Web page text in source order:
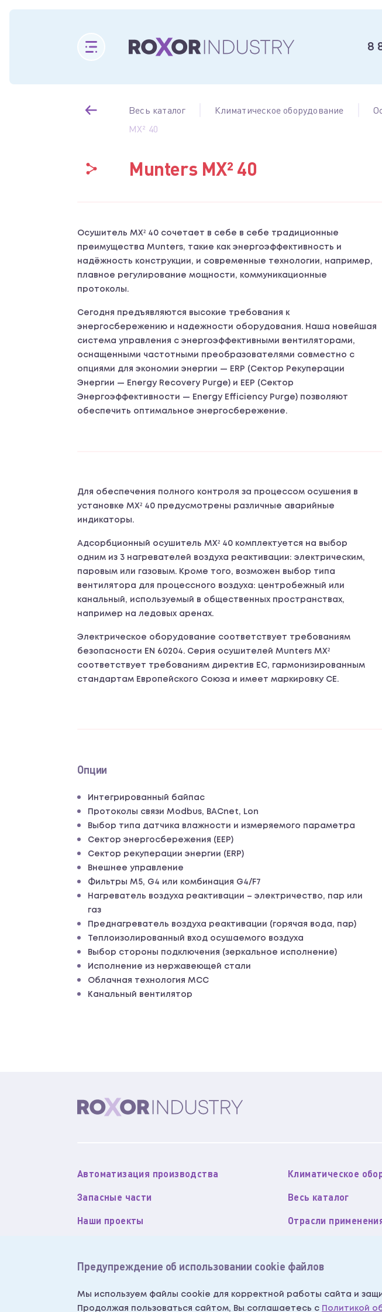
8
Весь каталог Климатическое оборудование
MX² 40
Munters MX² 40
Осушитель MX² 40 сочетает в себе в себе традиционные
преимущества Munters, такие как энергоэффективность и
надёжность конструкции, и современные технологии, например,
плавное регулирование мощности, коммуникационные
протоколы.
Сегодня предъявляются высокие требования к
энергосбережению и надежности оборудования. Наша новейшая
система управления с энергоэффективными вентиляторами,
оснащенными частотными преобразователями совместно с
опциями для экономии энергии — ERP (Сектор Рекуперации
Энергии — Energy Recovery Purge) и EEP (Сектор
Энергоэффективности — Energy Efficiency Purge) позволяют
обеспечить оптимальное энергосбережение.
Для обеспечения полного контроля за процессом осушения в
установке MX² 40 предусмотрены различные аварийные
индикаторы.
Адсорбционный осушитель MX² 40 комплектуется на выбор
одним из 3 нагревателей воздуха реактивации: электрическим,
паровым или газовым. Кроме того, возможен выбор типа
вентилятора для процессного воздуха: центробежный или
канальный, используемый в общественных пространствах,
например на ледовых аренах.
Электрическое оборудование соответствует требованиям
безопасности EN 60204. Серия осушителей Munters MX²
соответствует требованиям директив ЕС, гармонизированным
стандартам Европейского Союза и имеет маркировку CE.
Опции
Интегрированный байпас
Протоколы связи Modbus, BACnet, Lon
Выбор типа датчика влажности и измеряемого параметра
Сектор энергосбережения (EEP)
Сектор рекуперации энергии (ERP)
Внешнее управление
Фильтры M5, G4 или комбинация G4/F7
Нагреватель воздуха реактивации – электричество, пар или
газ
Преднагреватель воздуха реактивации (горячая вода, пар)
Теплоизолированный вход осушаемого воздуха
Выбор стороны подключения (зеркальное исполнение)
Исполнение из нержавеющей стали
Облачная технология MCC
Канальный вентилятор
Автоматизация производства Климатическое
Запасные части
Весь каталог
Наши проекты
Отрасли
About Roxor (English)
Пользовательское
Согласие на обработку персональных данныхСогласие на
Предупреждение об использовании cookie файлов
Мы используем файлы cookie для корректной работы сайта и
Продолжая пользоваться сайтом, Вы соглашаетесь с Политикой